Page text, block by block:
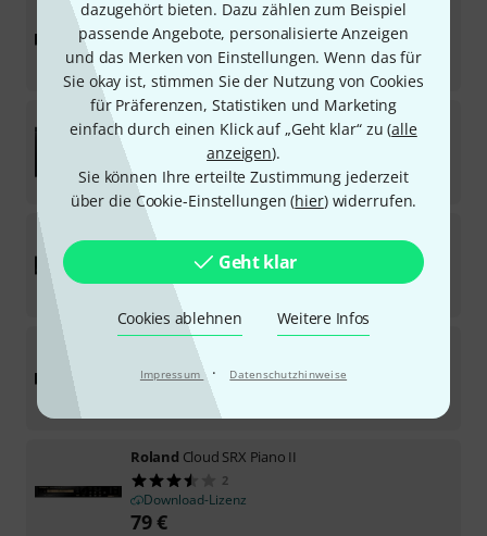
dazugehört bieten. Dazu zählen zum Beispiel
passende Angebote, personalisierte Anzeigen
und das Merken von Einstellungen. Wenn das für
Sie okay ist, stimmen Sie der Nutzung von Cookies
für Präferenzen, Statistiken und Marketing
einfach durch einen Klick auf „Geht klar“ zu (alle
anzeigen).
Sie können Ihre erteilte Zustimmung jederzeit
über die Cookie-Einstellungen (hier) widerrufen.
Geht klar
Cookies ablehnen Weitere Infos
Impressum · Datenschutzhinweise
Download-Lizenz
79 €
RolandCloud SH-2
2
Download-Lizenz
115 €
Roland
1
Download-Lizenz
Cloud SRX Strings
Download-Lizenz
Roland Cloud SRX Piano II
2
Download-Lizenz
79€